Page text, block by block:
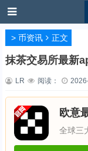
> 币资讯 正文
抹茶交易所最新
LR 阅读：
欧意
全球三